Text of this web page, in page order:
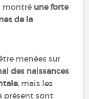
montré une forte
de la
menées sur
des naissances
, mais les
présent sont